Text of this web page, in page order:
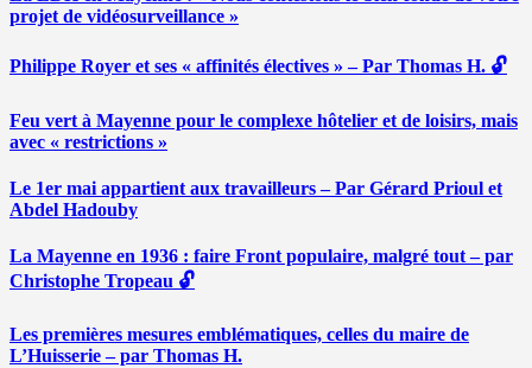
projet de vidéosurveillance »
Philippe Royer et ses « affinités électives » – Par Thomas H. 🔓
Feu vert à Mayenne pour le complexe hôtelier et de loisirs, mais
avec « restrictions »
Le 1er mai appartient aux travailleurs – Par Gérard Prioul et
Abdel Hadouby
La Mayenne en 1936 : faire Front populaire, malgré tout – par
Christophe Tropeau 🔓
Les premières mesures emblématiques, celles du maire de
L’Huisserie – par Thomas H.